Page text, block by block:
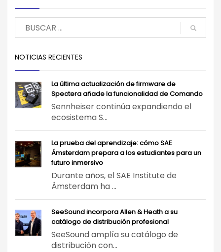
NOTICIAS RECIENTES
La última actualización de firmware de
Spectera añade la funcionalidad de Comando
Sennheiser continúa expandiendo el
ecosistema S...
La prueba del aprendizaje: cómo SAE
Ámsterdam prepara a los estudiantes para un
futuro inmersivo
Durante años, el SAE Institute de
Ámsterdam ha ...
SeeSound incorpora Allen & Heath a su
catálogo de distribución profesional
SeeSound amplía su catálogo de
distribución con...